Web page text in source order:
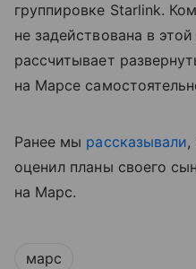
группировке Starlink.
не задействована в
рассчитывает
на Марсе
Ранее мы рассказывали,
оценил планы своего
на Марс.
марс